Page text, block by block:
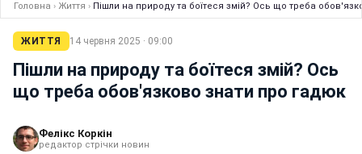
Головна › Життя › Пішли на природу та боїтеся змій? Ось що треба
ЖИТТЯ 14 червня 2025 · 09:00
Пішли на природу та боїтеся змій? Ось
що треба обов'язково знати про гадюк
Фелікс Коркін
редактор стрічки новин